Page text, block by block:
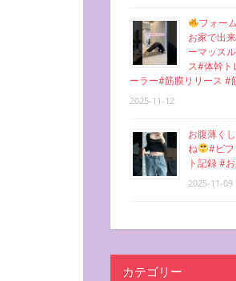
フォー
お家で出
ーマッス
ス#体幹ト
ーラー#筋膜リリース
2025-11-12
お腹薄く
ね
#ビフ
ト記録 #
2025-11-09
カテゴリー